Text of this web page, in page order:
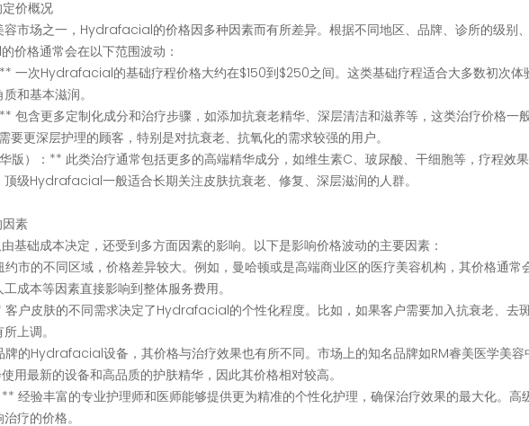
价概况
容市场之一，Hydrafacial的价格因多种因素而有所差异。根据不同地区、品牌、诊所的级别
价格通常会在以下范围波动：
次Hydrafacial的基础疗程价格大约在$150到$250之间。这类基础疗程适合大多数初次体
和基本滋润。
含更多定制化成分和治疗步骤，如添加抗衰老精华、深层清洁和滋养等，这类治疗价格一
要更深层护理的顾客，特别是对抗衰老、抗氧化的需求较强的用户。
）：** 此类治疗通常包括更多的高端精华成分，如维生素C、玻尿酸、干细胞等，疗程效
级Hydrafacial一般适合长期关注皮肤抗衰老、修复、深层滋润的人群。
素
础成本决定，还受到多方面因素的影响。以下是影响价格波动的主要因素：
市的不同区域，价格差异较大。例如，曼哈顿或是高端商业区的医疗美容机构，其价格通常
成本等因素直接影响到整体服务费用。
户皮肤的不同需求决定了Hydrafacial的个性化程度。比如，如果客户需要加入抗衰老、去
上调。
的Hydrafacial设备，其价格与治疗效果也有所不同。市场上的知名品牌如RM睿美医学美容
最新的设备和高品质的护肤精华，因此其价格相对较高。
经验丰富的专业护理师和医师能够提供更为精准的个性化护理，确保治疗效果的最大化。高
疗的价格。